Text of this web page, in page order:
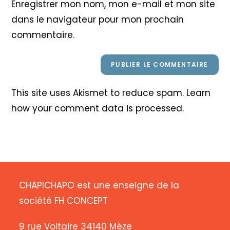
site
(facultatif)
Enregistrer mon nom, mon e-mail et mon site
dans le navigateur pour mon prochain
commentaire.
This site uses Akismet to reduce spam. Learn
how your comment data is processed.
CHAPICHAPO est une enseigne de la
société FH CONCEPT
9 rue Voltaire 34140 Mèze